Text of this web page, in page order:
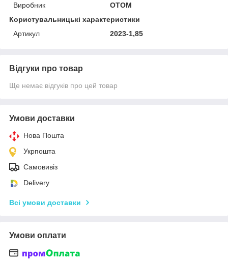
Виробник
OTOM
Користувальницькі характеристики
Артикул
2023-1,85
Відгуки про товар
Ще немає відгуків про цей товар
Умови доставки
Нова Пошта
Укрпошта
Самовивіз
Delivery
Всі умови доставки
Умови оплати